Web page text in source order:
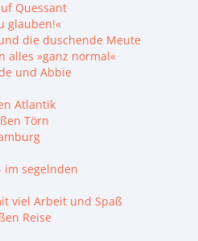
Quessant
glauben!«
die duschende Meute
alles »ganz normal«
und Abbie
Atlantik
Törn
im segelnden
viel Arbeit und Spaß
Reise